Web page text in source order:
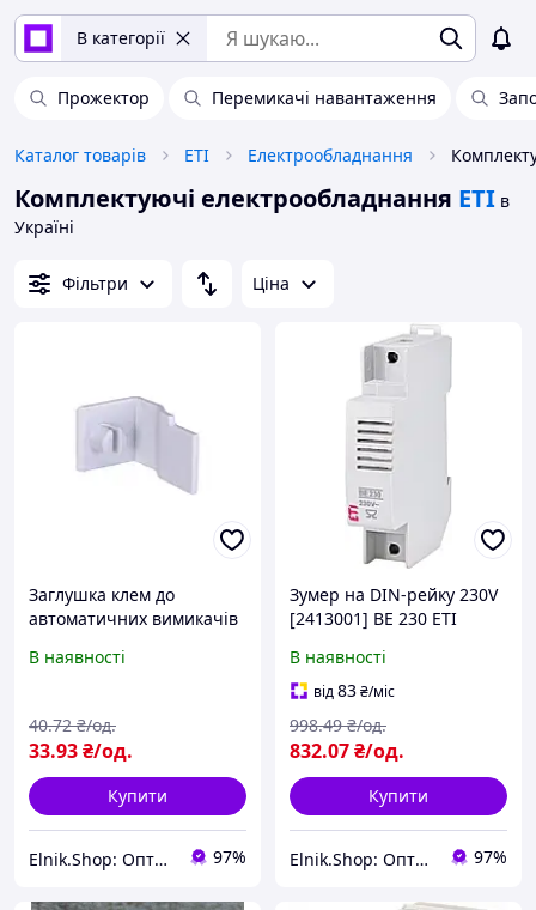
В категорії
Прожектор Перемикачі навантаження
Каталог товарів ETI Електрообладнання
Комплектуючі електрообладнання ETI в
Україні
Фільтри Ціна
Заглушка клем до
автоматичних вимикачів
ETIMAT Terminal cover ETI
В наявності
33.93₴/од.
40.72 ₴/од.
Купити
Elnik.Shop: Оптово-роздрібна компанія 97%
Зумер на DIN-рейку 230V
[2413001] BE 230 ETI
В наявності
від83₴/міс
832.07₴/од.
998.49 ₴/од.
Купити
Elnik.Shop: Оптово-роздрібна компанія 97%